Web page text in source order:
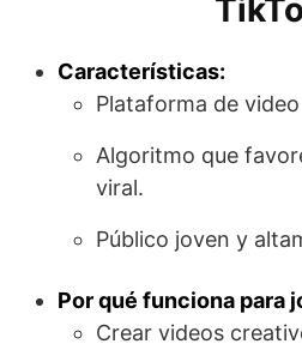
Características:
Plataforma de
Algoritmo que
viral.
Público joven y
Por qué funciona para
Crear videos